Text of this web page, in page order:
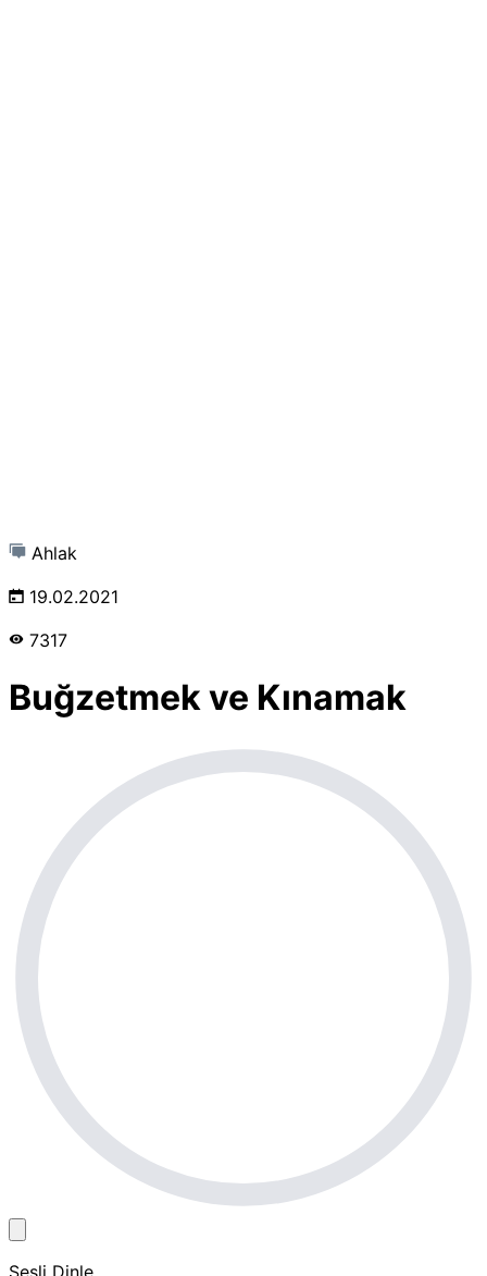
Ahlak
19.02.2021
7317
Buğzetmek ve Kınamak
Sesli Dinle